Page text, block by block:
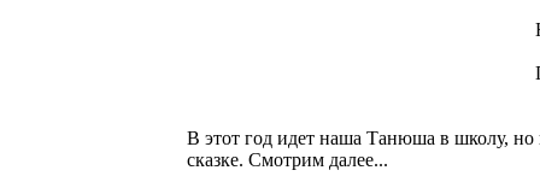
В этот год идет наша Танюша в школу, но
сказке. Смотрим далее...